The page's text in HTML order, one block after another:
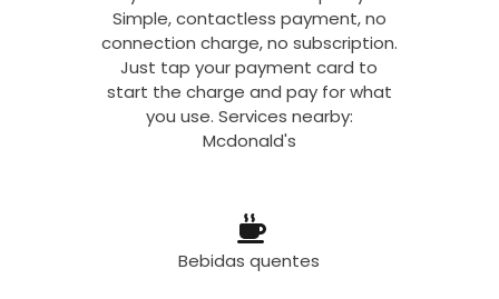
Simple, contactless payment, no
connection charge, no subscription.
Just tap your payment card to
start the charge and pay for what
you use. Services nearby:
Mcdonald's
Bebidas quentes